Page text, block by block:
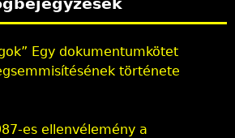
Egy dokumentumkötet
története
es ellenvélemény a